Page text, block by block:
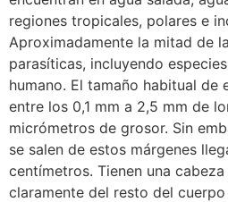
regiones tropicales, polares e
Aproximadamente la mitad de
parasíticas, incluyendo
humano. El tamaño habitual de
entre los 0,1 mm a 2,5 mm de
micrómetros de grosor. Sin
se salen de estos márgenes
centímetros. Tienen una
claramente del resto del